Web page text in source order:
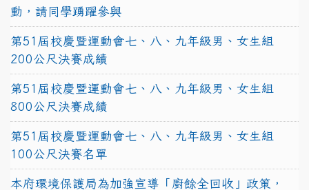
動，請同學踴躍參與
第51屆校慶暨運動會七、八、九年級男、女生組
200公尺決賽成績
第51屆校慶暨運動會七、八、九年級男、女生組
800公尺決賽成績
第51屆校慶暨運動會七、八、九年級男、女生組
100公尺決賽名單
本府環境保護局為加強宣導「廚餘全回收」政策，